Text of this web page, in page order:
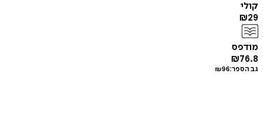
קולי
₪29
מודפס
₪76.8
גב הספר: ₪96